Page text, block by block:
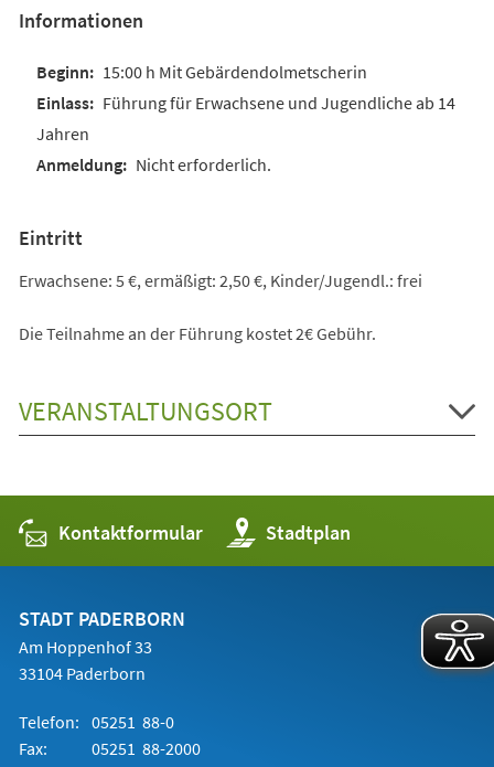
Informationen
15:00 h Mit Gebärdendolmetscherin
Führung für Erwachsene und Jugendliche ab 14
Jahren
Nicht erforderlich.
Eintritt
Erwachsene: 5 €, ermäßigt: 2,50 €, Kinder/Jugendl.: frei
Die Teilnahme an der Führung kostet 2€ Gebühr.
VERANSTALTUNGSORT
Kontaktformular Stadtplan
(Öffnet
in
einem
STADT PADERBORN
Am Hoppenhof 33
33104 Paderborn
Telefon: 05251 88-0
Fax:
05251 88-2000